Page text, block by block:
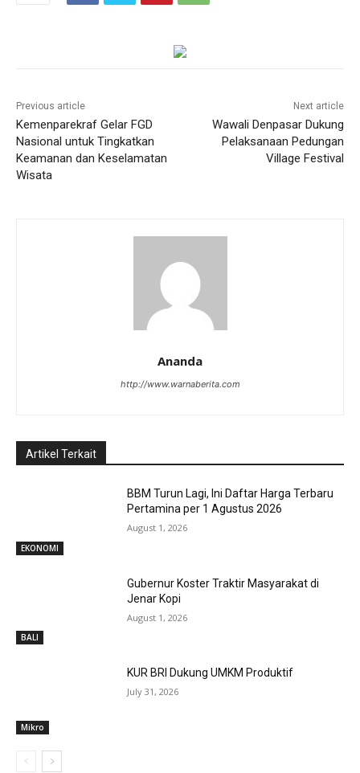
Previous article
Kemenparekraf Gelar FGD
Nasional untuk Tingkatkan
Keamanan dan Keselamatan
Wisata
Next article
Wawali Denpasar Dukung
Pelaksanaan Pedungan
Village Festival
Ananda
http://www.warnaberita.com
Artikel Terkait
EKONOMI
BBM Turun Lagi, Ini Daftar Harga Terbaru
Pertamina per 1 Agustus 2026
August 1, 2026
BALI
Gubernur Koster Traktir Masyarakat di
Jenar Kopi
August 1, 2026
Mikro
KUR BRI Dukung UMKM Produktif
July 31, 2026